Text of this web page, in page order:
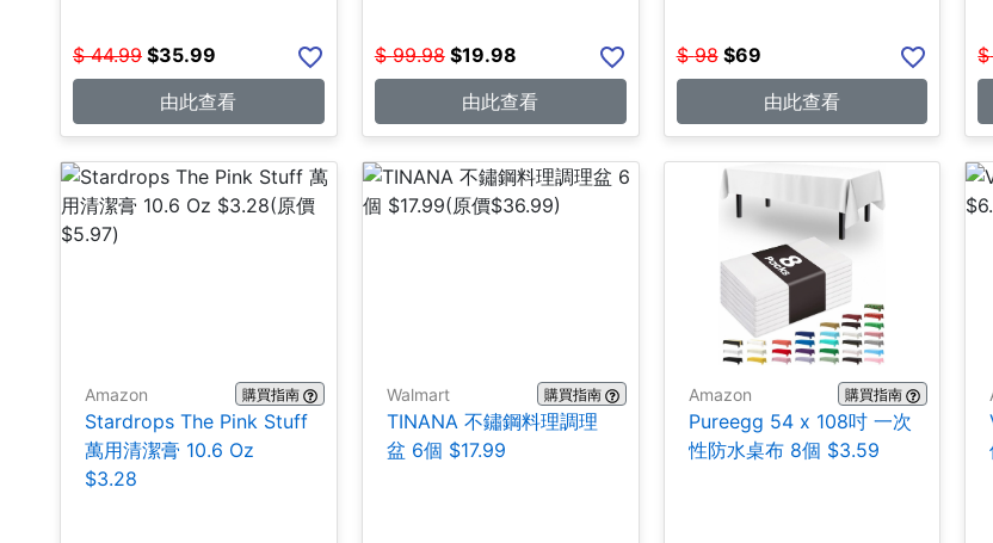
$ 44.99 $35.99
由此查看
$ 99.98 $19.98
由此查看
$ 98 $69
由此查看
$
Amazon 購買指南
Stardrops The Pink Stuff
萬用清潔膏 10.6 Oz
$3.28
Walmart 購買指南
TINANA 不鏽鋼料理調理
盆 6個 $17.99
Amazon 購買指南
Pureegg 54 x 108吋 一次
性防水桌布 8個 $3.59